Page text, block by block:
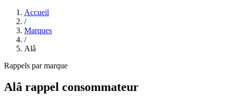
Accueil
/
Marques
/
Alâ
Rappels par marque
Alâ rappel consommateur